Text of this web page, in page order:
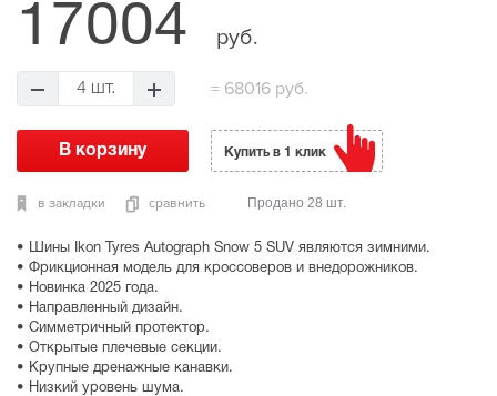
• Шины Ikon Tyres Autograph Snow 5 SUV являются зимними.
• Фрикционная модель для кроссоверов и внедорожников.
• Новинка 2025 года.
• Направленный дизайн.
• Симметричный протектор.
• Открытые плечевые секции.
• Крупные дренажные канавки.
• Низкий уровень шума.
17004 руб.
4 шт. = 68016 руб.
в закладки сравнить
Купить в 1 клик
Продано 28 шт.